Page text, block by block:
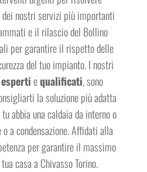
nostri servizi più importanti
e il rilascio del Bollino
per garantire il rispetto delle
del tuo impianto. I nostri
espertiequalificati, sono
la soluzione più adatta
abbia una caldaia da interno o
a condensazione. Affidati alla
per garantire il massimo
casa a Chivasso Torino.